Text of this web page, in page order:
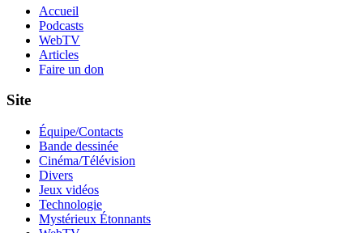
Accueil
Podcasts
WebTV
Articles
Faire un don
Site
Équipe/Contacts
Bande dessinée
Cinéma/Télévision
Divers
Jeux vidéos
Technologie
Mystérieux Étonnants